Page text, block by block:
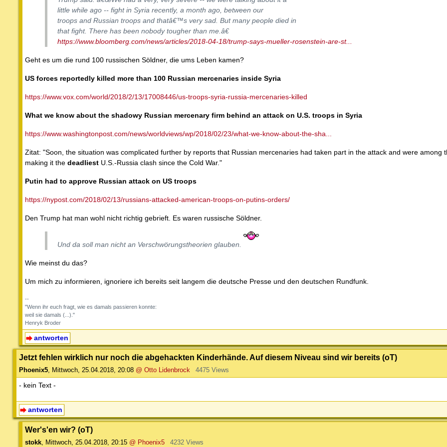
little while ago -- fight in Syria recently, a month ago, between our
troops and Russian troops and thatâ€™s very sad. But many people died in
that fight. There has been nobody tougher than me.â€
https://www.bloomberg.com/news/articles/2018-04-18/trump-says-mueller-rosenstein-are-st...
Geht es um die rund 100 russischen Söldner, die ums Leben kamen?
US forces reportedly killed more than 100 Russian mercenaries inside Syria
https://www.vox.com/world/2018/2/13/17008446/us-troops-syria-russia-mercenaries-killed
What we know about the shadowy Russian mercenary firm behind an attack on U.S. troops in Syria
https://www.washingtonpost.com/news/worldviews/wp/2018/02/23/what-we-know-about-the-sha...
Zitat: "Soon, the situation was complicated further by reports that Russian mercenaries had taken part in the attack and were among
making it the deadliest U.S.-Russia clash since the Cold War."
Putin had to approve Russian attack on US troops
https://nypost.com/2018/02/13/russians-attacked-american-troops-on-putins-orders/
Den Trump hat man wohl nicht richtig gebrieft. Es waren russische Söldner.
Und da soll man nicht an Verschwörungstheorien glauben.
Wie meinst du das?
Um mich zu informieren, ignoriere ich bereits seit langem die deutsche Presse und den deutschen Rundfunk.
--
"Wenn ihr euch fragt, wie es damals passieren konnte:
weil sie damals (...)."
Henryk Broder
antworten
Jetzt fehlen wirklich nur noch die abgehackten Kinderhände. Auf diesem Niveau sind wir bereits (oT)
Phoenix5, Mittwoch, 25.04.2018, 20:08 @ Otto Lidenbrock 4475 Views
- kein Text -
antworten
Wer's'en wir? (oT)
stokk, Mittwoch, 25.04.2018, 20:15 @ Phoenix5 4232 Views